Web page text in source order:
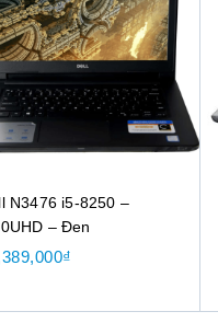
N3476 i5-8250 –
– Đen
₫